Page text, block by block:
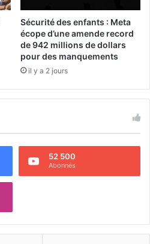
Sécurité des enfants : Meta
écope d’une amende record
de 942 millions de dollars
pour des manquements
il y a 2 jours
52 500
Abonnés